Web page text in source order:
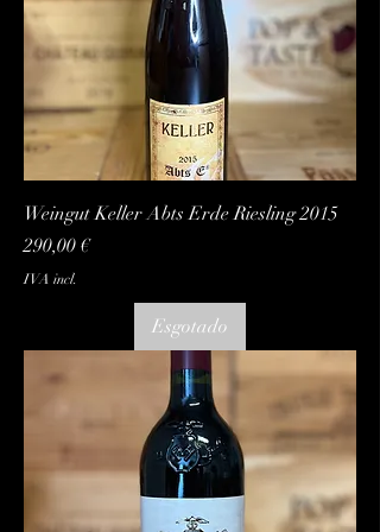
Weingut Keller Abts Erde Riesling 2015
Preço
290,00 €
IVA incl.
Esgotado